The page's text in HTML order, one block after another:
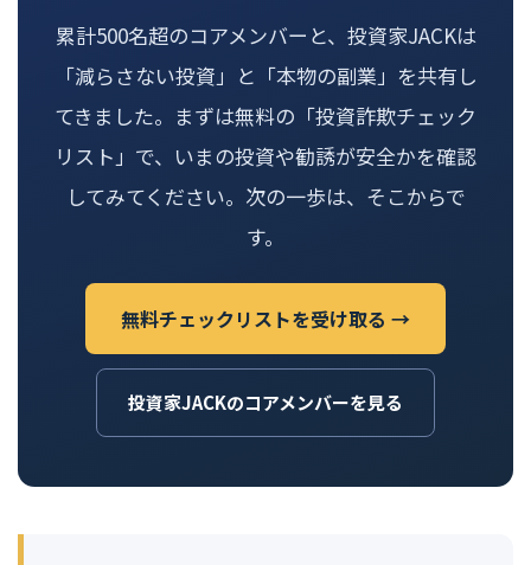
累計500名超のコアメンバーと、投資家JACKは
「減らさない投資」と「本物の副業」を共有し
てきました。まずは無料の「投資詐欺チェック
リスト」で、いまの投資や勧誘が安全かを確認
してみてください。次の一歩は、そこからで
す。
無料チェックリストを受け取る →
投資家JACKのコアメンバーを見る